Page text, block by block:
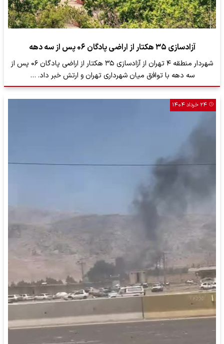
آزادسازی ۳۵ هکتار از اراضی پادگان ۰۶ پس از سه دهه
شهردار منطقه ۴ تهران از آزادسازی ۳۵ هکتار از اراضی پادگان ۰۶ پس از
سه دهه با توافق میان شهرداری تهران و ارتش خبر داد. …
۲۴ خرداد ۱۴۰۴